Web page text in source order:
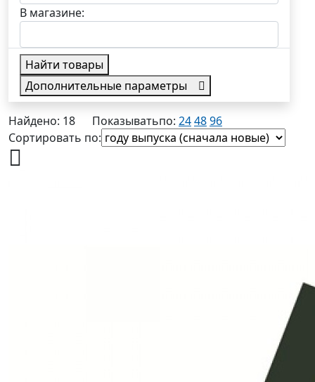
В магазине:
Найти товары
Дополнительные параметры
Найдено: 18 Показыватьпо: 244896
Сортировать по: